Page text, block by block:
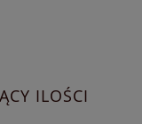
ILOŚCI